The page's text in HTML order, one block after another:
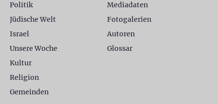
Politik
Jüdische Welt
Israel
Unsere Woche
Kultur
Religion
Gemeinden
Mediadaten
Fotogalerien
Autoren
Glossar